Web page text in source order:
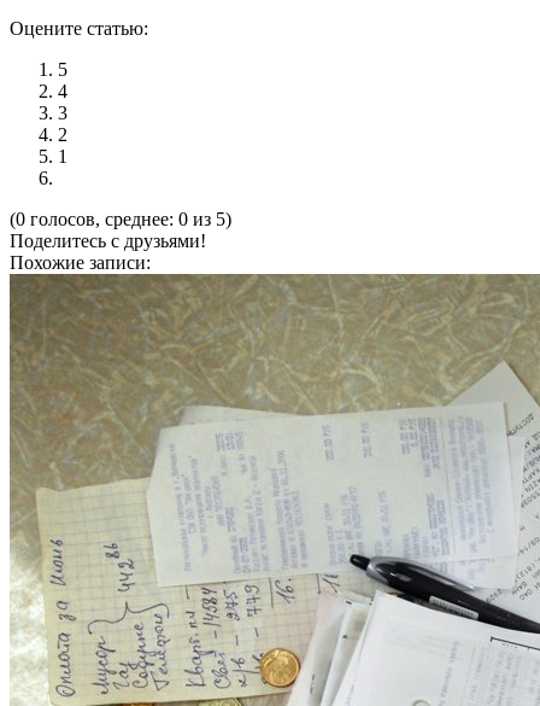
Оцените статью:
5
4
3
2
1
(0 голосов, среднее: 0 из 5)
Поделитесь с друзьями!
Похожие записи: